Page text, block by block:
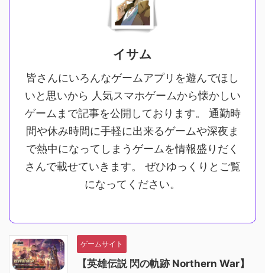
イサム
皆さんにいろんなゲームアプリを遊んでほし
いと思いから 人気スマホゲームから懐かしい
ゲームまで記事を公開しております。 通勤時
間や休み時間に手軽に出来るゲームや深夜ま
で熱中になってしまうゲームを情報盛りだく
さんで載せていきます。 ぜひゆっくりとご覧
になってください。
ゲームサイト
【英雄伝説 閃の軌跡 Northern War】